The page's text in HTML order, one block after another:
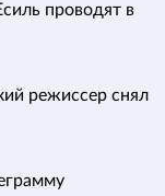
проводят в
режиссер снял